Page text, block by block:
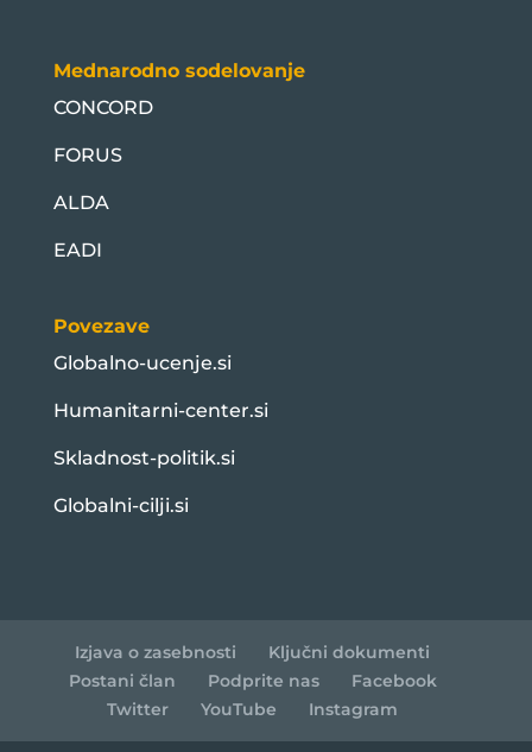
Mednarodno sodelovanje
CONCORD
FORUS
ALDA
EADI
Povezave
Globalno-ucenje.si
Humanitarni-center.si
Skladnost-politik.si
Globalni-cilji.si
Izjava o zasebnosti
Ključni dokumenti
Postani član
Podprite nas
Facebook
Twitter
YouTube Instagram